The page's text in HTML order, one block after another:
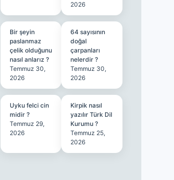
2026
Bir şeyin
paslanmaz
çelik olduğunu
nasıl anlarız ?
Temmuz 30,
2026
64 sayısının
doğal
çarpanları
nelerdir ?
Temmuz 30,
2026
Uyku felci cin
midir ?
Temmuz 29,
2026
Kirpik nasıl
yazılır Türk Dil
Kurumu ?
Temmuz 25,
2026